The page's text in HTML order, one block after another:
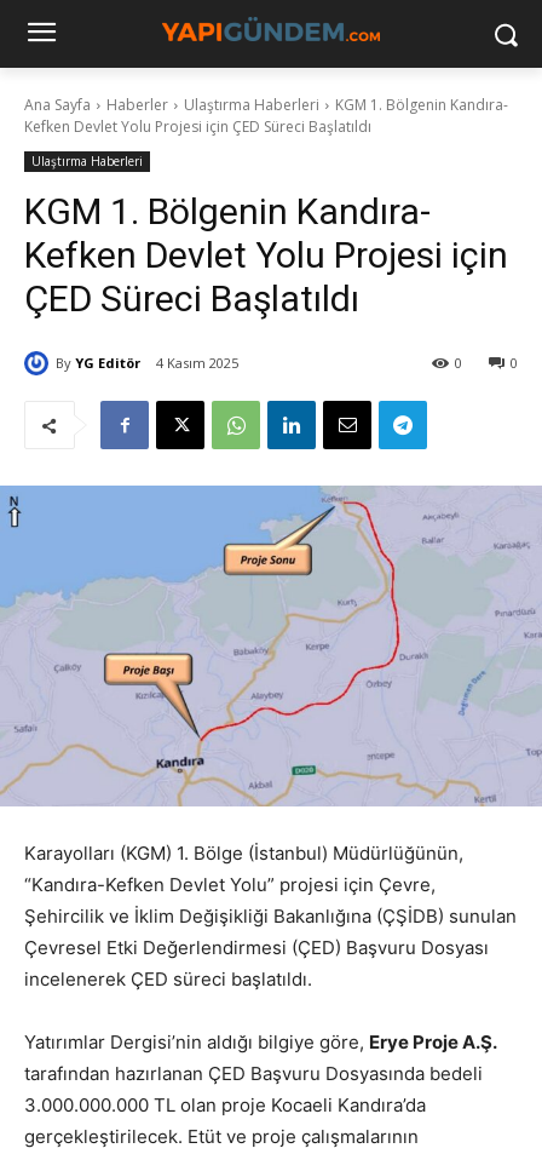
Ana Sayfa Haberler Ulaştırma Haberleri
KGM 1. Bölgenin Kandıra-
Kefken Devlet Yolu Projesi için ÇED Süreci Başlatıldı
Ulaştırma Haberleri
KGM 1. Bölgenin Kandıra-
Kefken Devlet Yolu Projesi için
ÇED Süreci Başlatıldı
By YG Editör 4 Kasım 2025 0
0
Karayolları (KGM) 1. Bölge (İstanbul) Müdürlüğünün,
“Kandıra-Kefken Devlet Yolu” projesi için Çevre,
Şehircilik ve İklim Değişikliği Bakanlığına (ÇŞİDB) sunulan
Çevresel Etki Değerlendirmesi (ÇED) Başvuru Dosyası
incelenerek ÇED süreci başlatıldı.
Yatırımlar Dergisi’nin aldığı bilgiye göre, Erye Proje A.Ş.
tarafından hazırlanan ÇED Başvuru Dosyasında bedeli
3.000.000.000 TL olan proje Kocaeli Kandıra’da
gerçekleştirilecek. Etüt ve proje çalışmalarının